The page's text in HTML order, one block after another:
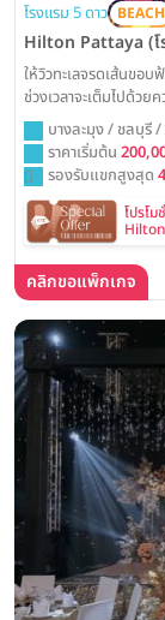
โรงแรม 5 ดาว BEACH
Hilton Pattaya (
ให้วิวทะเลจรดเส้นขอ
ช่วงเวลาจะเต็มไปด้ว
แบบพาโนรามา พร้อมส
บางละมุง / ชลบุรี
ราคาเริ่มต้น
รองรับแขกสูงสุด
โปรโ
คลิกขอแพ็กเกจ